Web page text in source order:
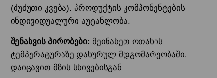
(ძუძუთი კვება). პროდუქტის კომპონენტების
ინდივიდუალური აუტანლობა.
შენახვის პირობები: შეინახეთ ოთახის
ტემპერატურაზე დახურულ მდგომარეობაში,
დაიცავით მზის სხივებისგან